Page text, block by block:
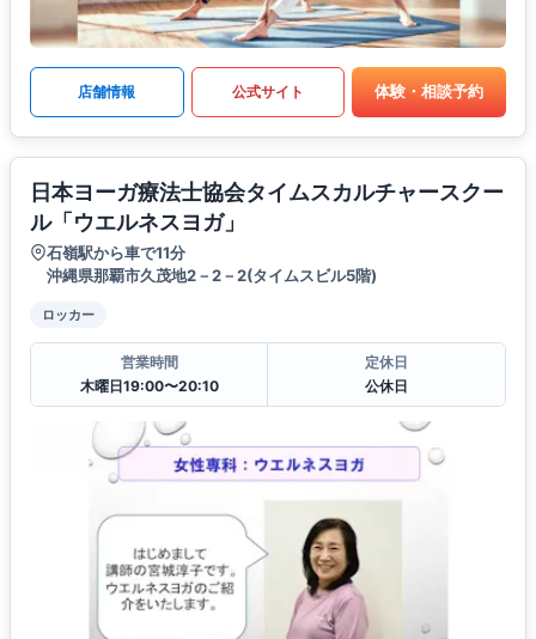
店舗情報 公式サイト 体験・相談予約
日本ヨーガ療法士協会タイムスカルチャースクー
ル「ウエルネスヨガ」
石嶺駅から車で11分
沖縄県那覇市久茂地2－2－2(タイムスビル5階)
ロッカー
営業時間
木曜日19:00〜20:10
定休日
公休日